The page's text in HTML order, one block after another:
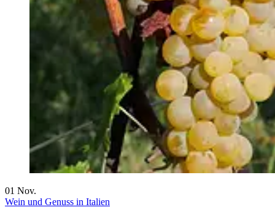
01 Nov.
Wein und Genuss in Italien